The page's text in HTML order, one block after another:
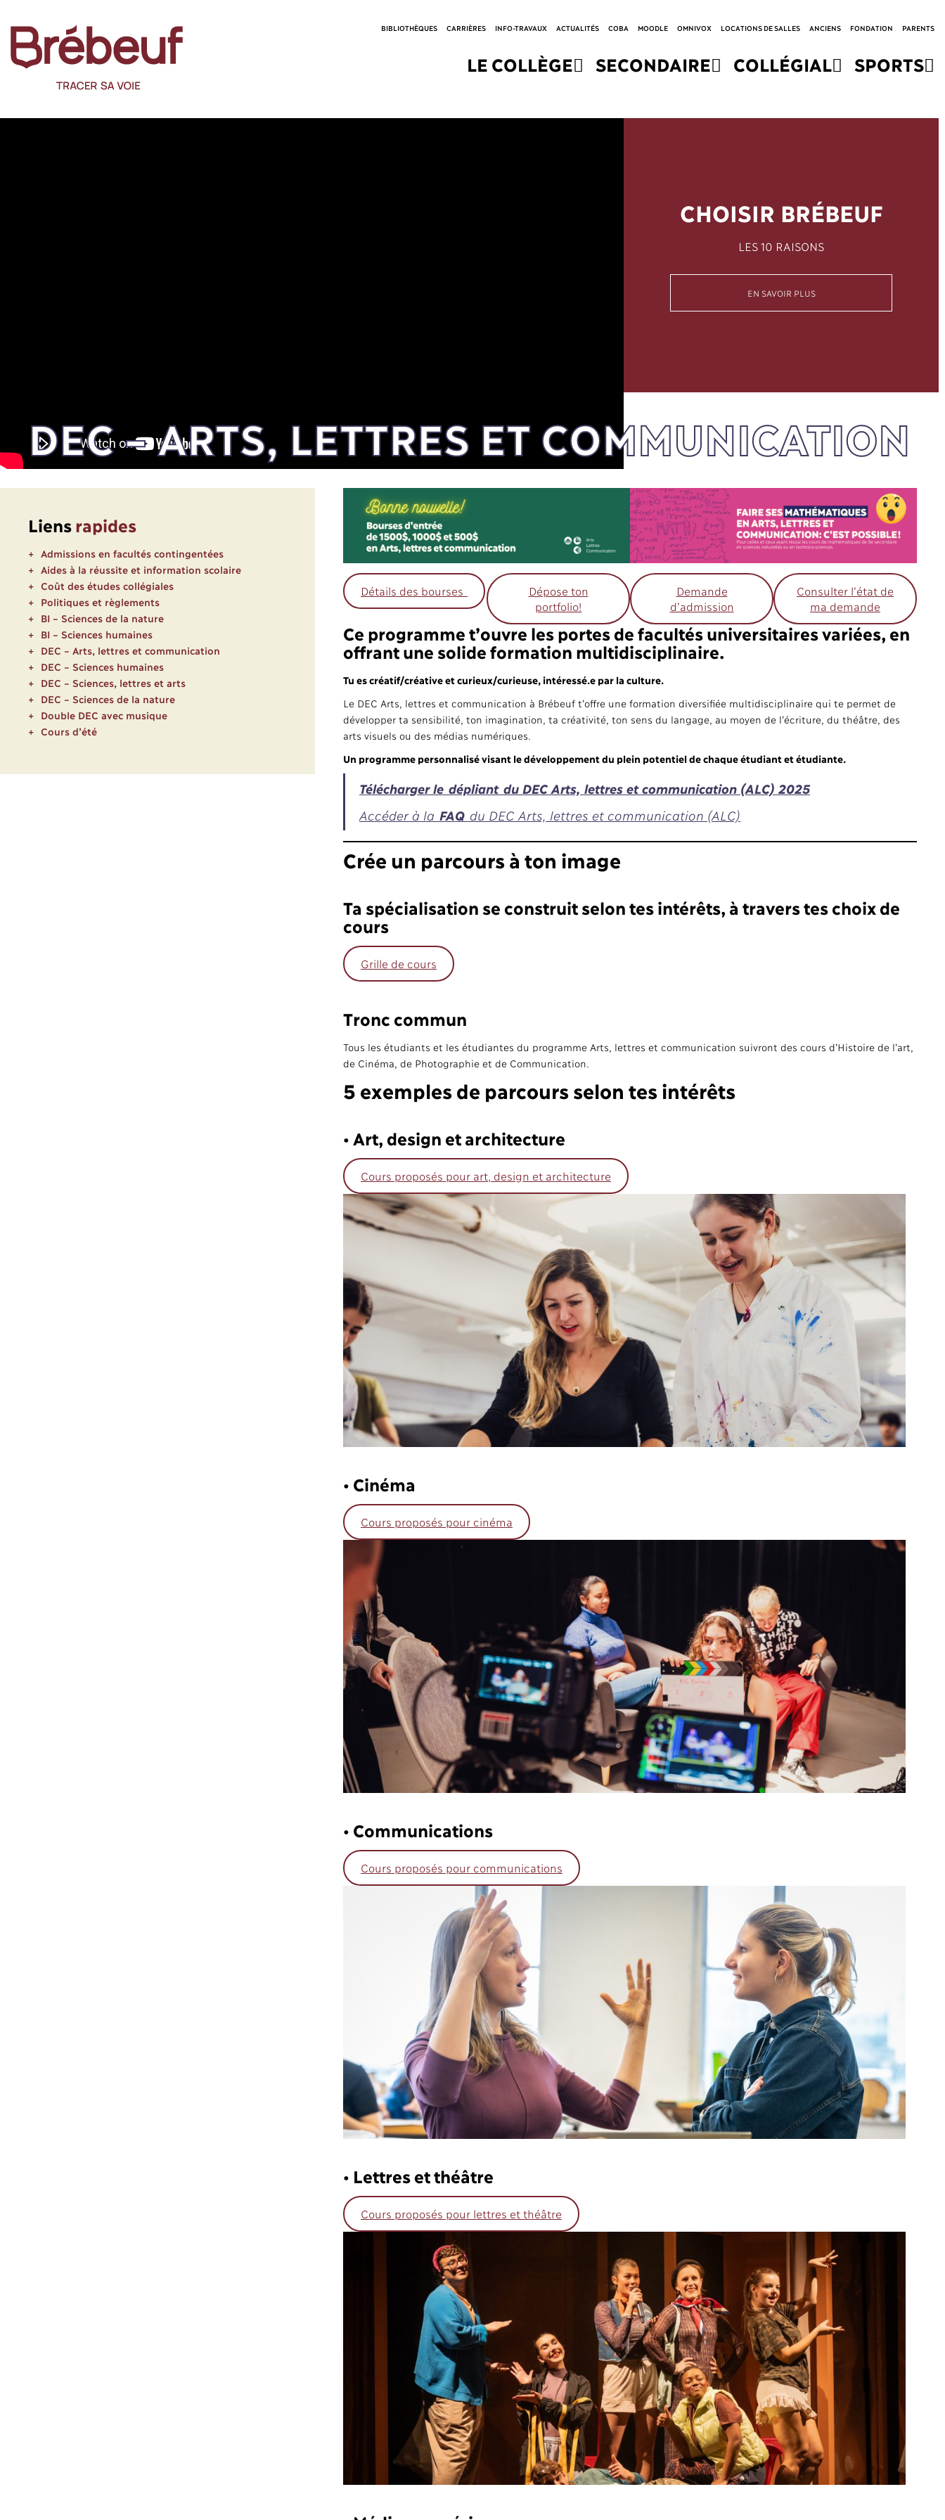
BIBLIOTHÈQUES CARRIÈRES INFO-TRAVAUX ACTUALITÉS COBA MOODLE OMNIVOX LOCATIONS DE SALLES ANCIENS FONDATION PARENTS
LE COLLÈGE SECONDAIRE COLLÉGIAL SPORTS
CHOISIR BRÉBEUF
LES 10 RAISONS
EN SAVOIR PLUS
DEC – ARTS, LETTRES ET COMMUNICATION
Liens rapides
Admissions en facultés contingentées
Aides à la réussite et information scolaire
Coût des études collégiales
Politiques et règlements
BI – Sciences de la nature
BI – Sciences humaines
DEC – Arts, lettres et communication
DEC – Sciences humaines
DEC – Sciences, lettres et arts
DEC – Sciences de la nature
Double DEC avec musique
Cours d’été
Détails des bourses
Dépose ton
portfolio!
Demande
d’admission
Consulter l’état de
ma demande
Ce programme t’ouvre les portes de facultés universitaires variées, en
offrant une solide formation multidisciplinaire.
Tu es créatif/créative et curieux/curieuse, intéressé.e par la culture.
Le DEC Arts, lettres et communication à Brébeuf t’offre une formation diversifiée multidisciplinaire qui te permet de
développer ta sensibilité, ton imagination, ta créativité, ton sens du langage, au moyen de l’écriture, du théâtre, des
arts visuels ou des médias numériques.
Un programme personnalisé visant le développement du plein potentiel de chaque étudiant et étudiante.
Télécharger le dépliant du DEC Arts, lettres et communication (ALC) 2025
Accéder à la FAQ du DEC Arts, lettres et communication (ALC)
Crée un parcours à ton image
Ta spécialisation se construit selon tes intérêts, à travers tes choix de
cours
Grille de cours
Tronc commun
Tous les étudiants et les étudiantes du programme Arts, lettres et communication suivront des cours d’Histoire de l’art,
de Cinéma, de Photographie et de Communication.
5 exemples de parcours selon tes intérêts
• Art, design et architecture
Cours proposés pour art, design et architecture
• Cinéma
Cours proposés pour cinéma
• Communications
Cours proposés pour communications
• Lettres et théâtre
Cours proposés pour lettres et théâtre